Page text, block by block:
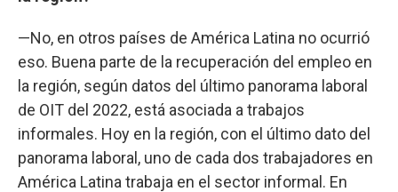
—No, en otros países de América Latina no ocurrió
eso. Buena parte de la recuperación del empleo en
la región, según datos del último panorama laboral
de OIT del 2022, está asociada a trabajos
informales. Hoy en la región, con el último dato del
panorama laboral, uno de cada dos trabajadores en
América Latina trabaja en el sector informal. En